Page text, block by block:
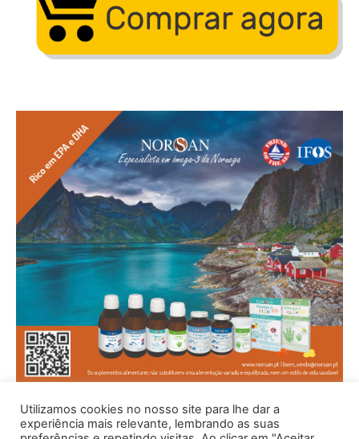
Utilizamos cookies no nosso site para lhe dar a
experiência mais relevante, lembrando as suas